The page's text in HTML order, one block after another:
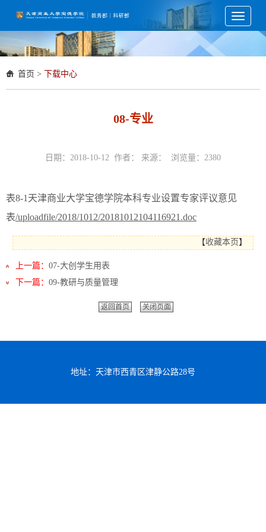
Toggle
首页 > 下载中心
08-专业
日期：2018-10-12 作者： 来源： 浏览量： 2380
表8-1天津商业大学宝德学院本科专业设置专家评议意见
表/uploadfile/2018/1012/20181012104116921.doc
【收藏本页】
上一篇： 07-大创学生用表
下一篇： 09-教研与质量管理
返回首页 关闭页面
地址：天津市西青区津静公路28号